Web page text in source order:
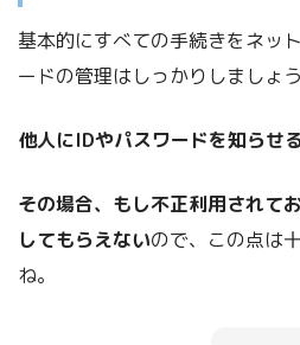
基本的にすべての手続きをネッ
ードの管理はしっかりしましょう
他人にIDやパスワードを知らせ
その場合、もし不正利用されて
してもらえないので、この点は
ね。